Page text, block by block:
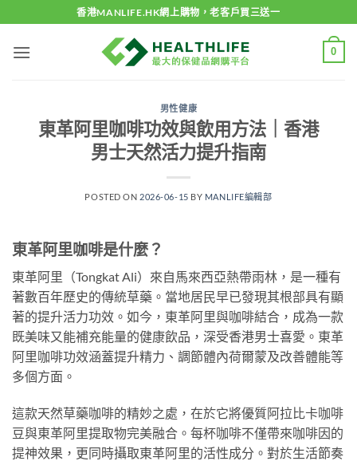
to
content
香港MANLIFE.HK網上購物，老客戶買三送一
0
男性健康
東革阿里咖啡功效與飲用方法｜香港
男士天然活力提升指南
POSTED ON 2026-06-15 BY MANLIFE編輯部
東革阿里咖啡是什麼？
東革阿里（Tongkat Ali）來自馬來西亞熱帶雨林，是一種有
著數百年歷史的傳統草藥。當地居民早已發現其根部具有顯
著的提升活力功效。如今，東革阿里與咖啡結合，成為一款
既美味又能補充能量的健康飲品，深受香港男士喜愛。東革
阿里咖啡功效涵蓋提升精力、調節體內荷爾蒙及改善體能等
多個方面。
這款天然草藥咖啡的精妙之處，在於它將優質阿拉比卡咖啡
豆與東革阿里提取物完美融合。每杯咖啡不僅帶來咖啡因的
提神效果，更同時攝取東革阿里的活性成分。對於生活節奏